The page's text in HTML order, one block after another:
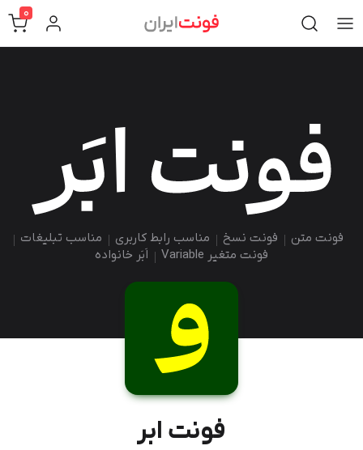
0
فونت متن فونت نسخ مناسب رابط کاربری
مناسب تبلیغات
فونت متغیر Variable
اَبَر خانواده
فونت ابر